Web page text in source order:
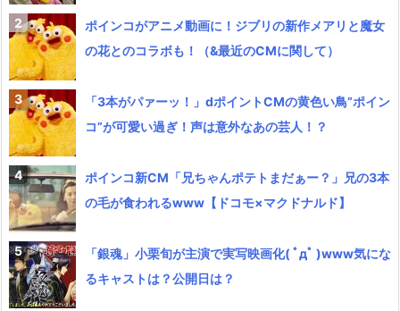
ポインコがアニメ動画に！ジブリの新作メアリと魔女
の花とのコラボも！（&最近のCMに関して）
「3本がパァーッ！」dポイントCMの黄色い鳥”ポイン
コ”が可愛い過ぎ！声は意外なあの芸人！？
ポインコ新CM「兄ちゃんポテトまだぁー？」兄の3本
の毛が食われるwww【ドコモ×マクドナルド】
「銀魂」小栗旬が主演で実写映画化( ﾟдﾟ )www気にな
るキャストは？公開日は？